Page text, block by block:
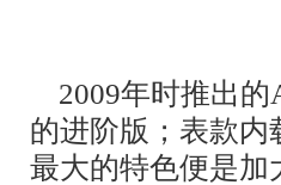
2009年时推出的
的进阶版；表款内
最大的特色便是加